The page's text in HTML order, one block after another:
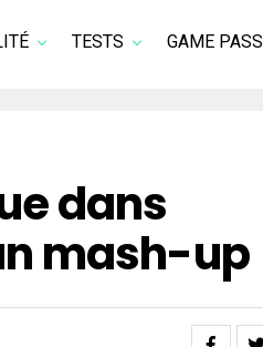
TESTS GAME PASS
dans
mash-up